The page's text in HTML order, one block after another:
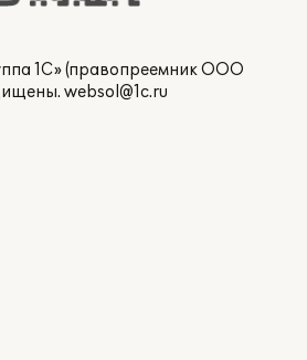
1С» (правопреемник ООО
websol@1c.ru